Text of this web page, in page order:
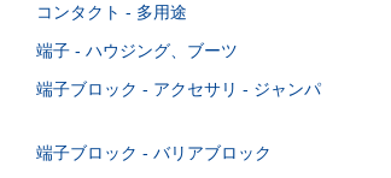
コンタクト - 多用途
端子 - ハウジング、ブーツ
端子ブロック - アクセサリ - ジャンパ
端子ブロック - バリアブロック